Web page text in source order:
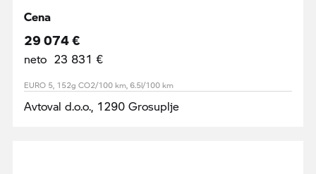
Cena
29 074 €
neto 23 831 €
EURO 5, 152g CO2/100 km, 6.5l/100 km
Avtoval d.o.o., 1290 Grosuplje